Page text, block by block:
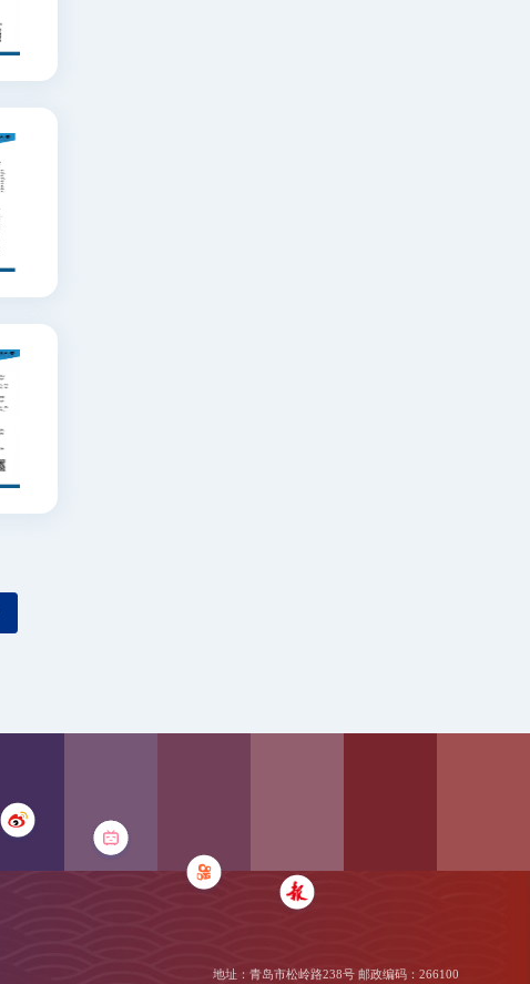
地址：青岛市松岭路238号 邮政编码：266100